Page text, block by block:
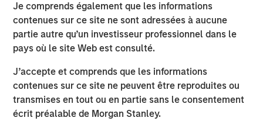
Je comprends également que les informations
contenues sur ce site ne sont adressées à aucune
partie autre qu’un investisseur professionnel dans le
pays où le site Web est consulté.
J’accepte et comprends que les informations
contenues sur ce site ne peuvent être reproduites ou
transmises en tout ou en partie sans le consentement
écrit préalable de Morgan Stanley.
unique approach, an industry first, to solving a real pain
for enterprises as telemetry data continues to explode,
downtime impacts get worse and infrastructure spend
increases. Our platform, Flip, combines our deep
expertise in managing large scale enterprise systems
and our domain-specific LLMs to deliver a frictionless
experience that generates complex incident root cause
analyses in seconds. The ‘holy grail of observability’ is
here and this is just the beginning. We look forward to